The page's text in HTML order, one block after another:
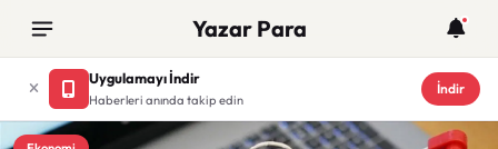
Yazar Para
Uygulamayı İndir
Haberleri anında takip edin
İndir